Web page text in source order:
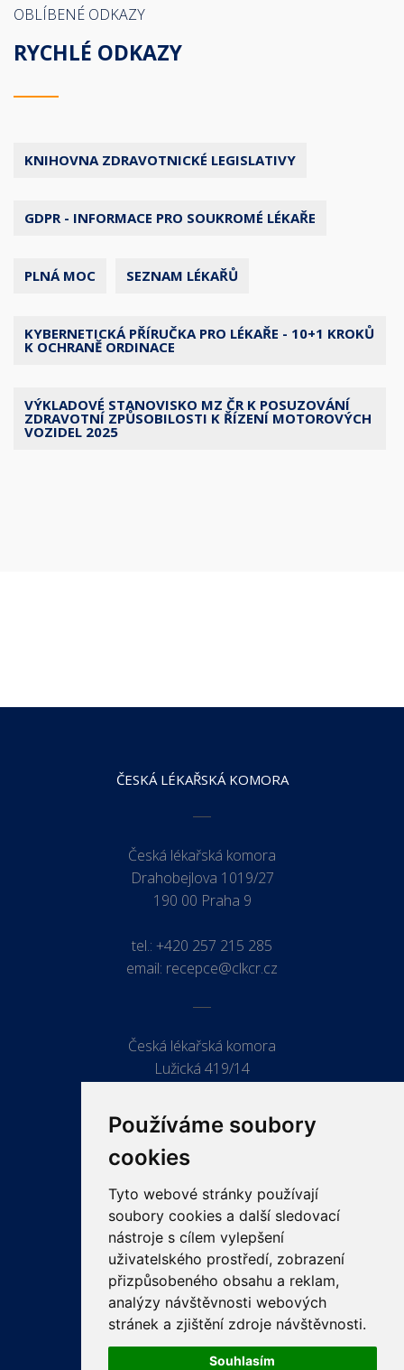
Používáme soubory
cookies
Tyto webové stránky používají
soubory cookies a další sledovací
nástroje s cílem vylepšení
uživatelského prostředí, zobrazení
přizpůsobeného obsahu a reklam,
analýzy návštěvnosti webových
stránek a zjištění zdroje návštěvnosti.
Souhlasím
OBLÍBENÉ ODKAZY
RYCHLÉ ODKAZY
KNIHOVNA ZDRAVOTNICKÉ LEGISLATIVY
GDPR - INFORMACE PRO SOUKROMÉ LÉKAŘE
PLNÁ MOC SEZNAM LÉKAŘŮ
KYBERNETICKÁ PŘÍRUČKA PRO LÉKAŘE - 10+1 KROKŮ
K OCHRANĚ ORDINACE
VÝKLADOVÉ STANOVISKO MZ ČR K POSUZOVÁNÍ
ZDRAVOTNÍ ZPŮSOBILOSTI K ŘÍZENÍ MOTOROVÝCH
VOZIDEL 2025
ČESKÁ LÉKAŘSKÁ KOMORA
Česká lékařská komora
Drahobejlova 1019/27
190 00 Praha 9
tel.: +420 257 215 285
email: recepce@clkcr.cz
Česká lékařská komora
Lužická 419/14
ODKAZY
PRO LÉKAŘE
PRO VEŘEJNOST
VZDĚLÁVÁNÍ